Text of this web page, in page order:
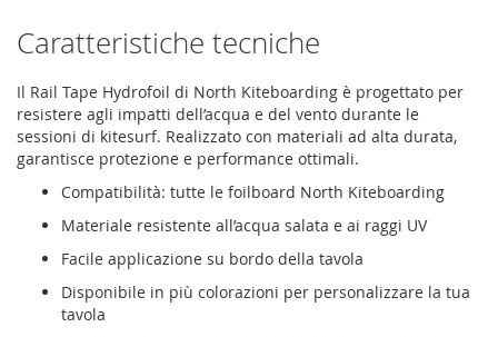
Caratteristiche tecniche
Il Rail Tape Hydrofoil di North Kiteboarding è progettato per
resistere agli impatti dell’acqua e del vento durante le
sessioni di kitesurf. Realizzato con materiali ad alta durata,
garantisce protezione e performance ottimali.
Compatibilità: tutte le foilboard North Kiteboarding
Materiale resistente all’acqua salata e ai raggi UV
Facile applicazione su bordo della tavola
Disponibile in più colorazioni per personalizzare la tua
tavola